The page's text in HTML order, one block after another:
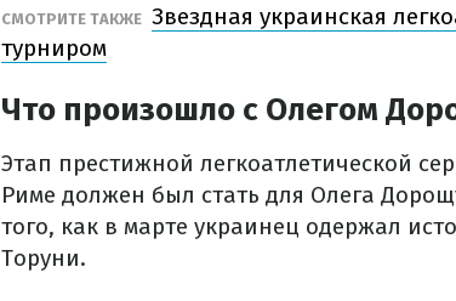
СМОТРИТЕ ТАКЖЕ Звездная украинская
турниром
Что произошло с Олегом
Этап престижной легкоатлетической
Риме должен был стать для Олега
того, как в марте украинец одержал
Торуни.